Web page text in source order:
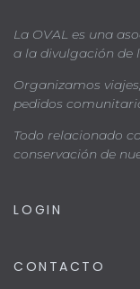
La OVAL es una
a la divulgación de
Organizamos
pedidos
Todo relacionado
conservación de
LOGIN
CONTACTO